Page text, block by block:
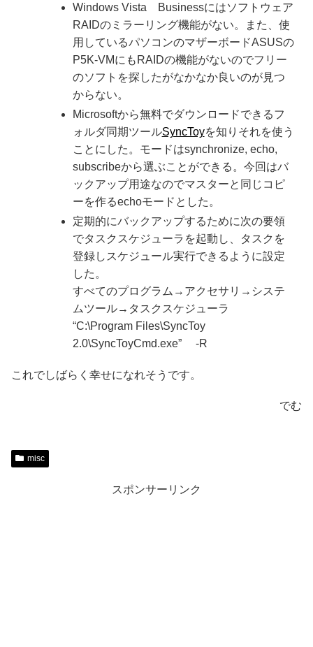
Windows Vista Businessにはソフトウェア
RAIDのミラーリング機能がない。また、使
用しているパソコンのマザーボードASUSの
P5K-VMにもRAIDの機能がないのでフリー
のソフトを探したがなかなか良いのが見つ
からない。
Microsoftから無料でダウンロードできるフ
ォルダ同期ツールSyncToyを知りそれを使う
ことにした。モードはsynchronize, echo,
subscribeから選ぶことができる。今回はバ
ックアップ用途なのでマスターと同じコピ
ーを作るechoモードとした。
定期的にバックアップするために次の要領
でタスクスケジューラを起動し、タスクを
登録しスケジュール実行できるように設定
した。
すべてのプログラム→アクセサリ→システ
ムツール→タスクスケジューラ
“C:\Program Files\SyncToy
2.0\SyncToyCmd.exe” -R
これでしばらく幸せになれそうです。
でむ
misc
スポンサーリンク